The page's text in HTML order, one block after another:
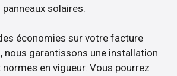
panneaux solaires.
économies sur votre facture
nous garantissons une installation
en vigueur. Vous pourrez